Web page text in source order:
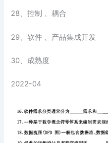
28、控制 、耦合
29、软件 、产品集成开发
30、成熟度
2022-04